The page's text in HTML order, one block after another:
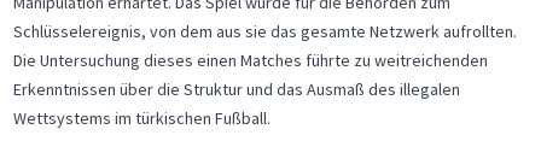
Schlüsselereignis, von dem aus sie das gesamte Netzwerk aufrollten.
Die Untersuchung dieses einen Matches führte zu weitreichenden
Erkenntnissen über die Struktur und das Ausmaß des illegalen
Wettsystems im türkischen Fußball.